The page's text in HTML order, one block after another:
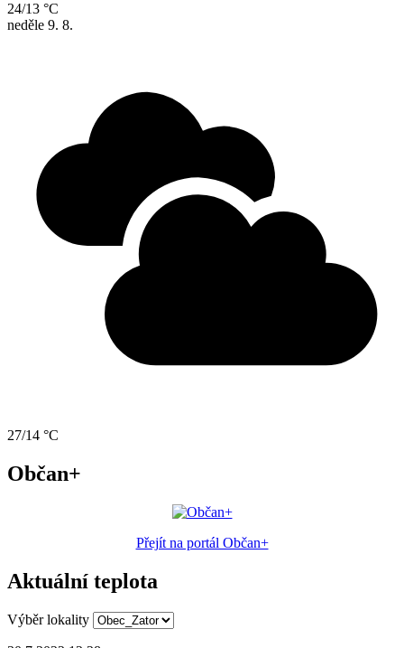
24/13 °C
neděle 9. 8.
27/14 °C
Občan+
Přejít na portál Občan+
Aktuální teplota
Výběr lokality